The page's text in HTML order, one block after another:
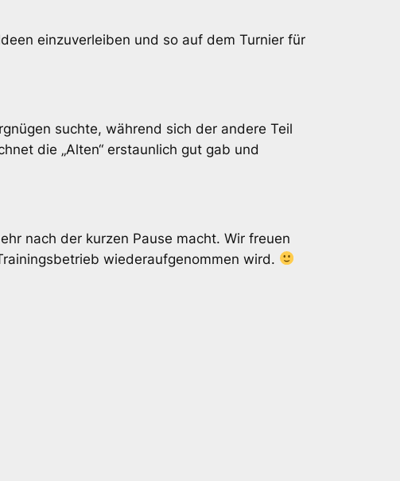
einzuverleiben und so auf dem Turnier für
suchte, während sich der andere Teil
die „Alten“ erstaunlich gut gab und
nach der kurzen Pause macht. Wir freuen
wiederaufgenommen wird.